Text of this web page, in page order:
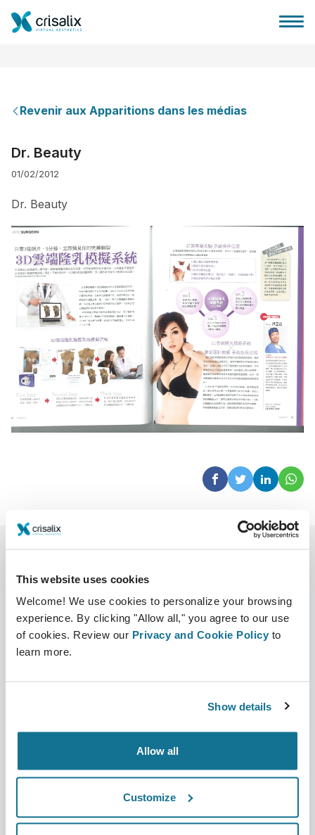
This website uses cookies
Welcome! We use cookies to personalize your browsing
experience. By clicking "Allow all," you agree to our use
of cookies. Review our Privacy and Cookie Policy to
learn more.
Show details
Allow all
Customize
Plateforme commerciale 3D
Avis des patients
Revenir aux Apparitions dans les médias
Dr. Beauty
01/02/2012
Dr. Beauty
L’entreprise
Actualités
Publications
Resources
Responsable commercial 3D
Avis des patients
Customer Stories